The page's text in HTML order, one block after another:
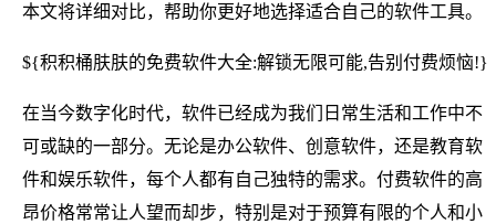
本文将详细对比，帮助你更好地选择适合自己的软件工具。
${积积桶肤肤的免费软件大全:解锁无限可能,告别付费烦恼!}
在当今数字化时代，软件已经成为我们日常生活和工作中不
可或缺的一部分。无论是办公软件、创意软件，还是教育软
件和娱乐软件，每个人都有自己独特的需求。付费软件的高
昂价格常常让人望而却步，特别是对于预算有限的个人和小